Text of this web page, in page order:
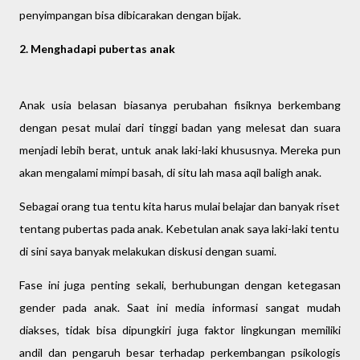
penyimpangan bisa dibicarakan dengan bijak.
2. Menghadapi pubertas anak
Anak usia belasan biasanya perubahan fisiknya berkembang
dengan pesat mulai dari tinggi badan yang melesat dan suara
menjadi lebih berat, untuk anak laki-laki khususnya. Mereka pun
akan mengalami mimpi basah, di situ lah masa aqil baligh anak.
Sebagai orang tua tentu kita harus mulai belajar dan banyak riset
tentang pubertas pada anak. Kebetulan anak saya laki-laki tentu
di sini saya banyak melakukan diskusi dengan suami.
Fase ini juga penting sekali, berhubungan dengan ketegasan
gender pada anak. Saat ini media informasi sangat mudah
diakses, tidak bisa dipungkiri juga faktor lingkungan memiliki
andil dan pengaruh besar terhadap perkembangan psikologis